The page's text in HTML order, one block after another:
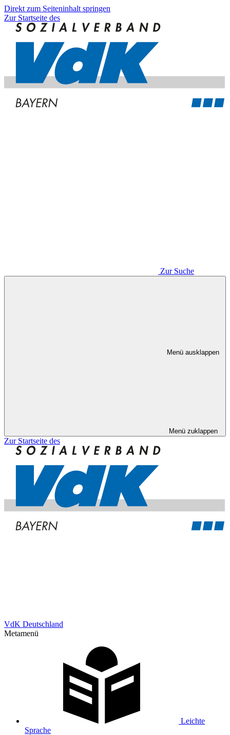
Direkt zum Seiteninhalt springen
Zur Startseite des
Zur Suche
Menü ausklappen
Menü zuklappen
Zur Startseite des
VdK Deutschland
Metamenü
Leichte
Sprache